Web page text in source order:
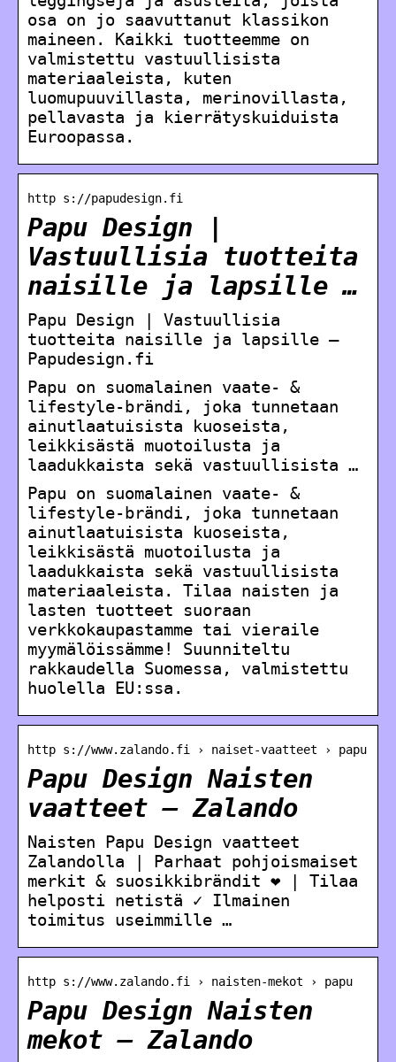
osa on jo saavuttanut klassikon
maineen. Kaikki tuotteemme on
valmistettu vastuullisista
materiaaleista, kuten
luomupuuvillasta, merinovillasta,
pellavasta ja kierrätyskuiduista
Euroopassa.
http s://papudesign.fi
Papu Design |
Vastuullisia tuotteita
naisille ja lapsille …
Papu Design | Vastuullisia
tuotteita naisille ja lapsille –
Papudesign.fi
Papu on suomalainen vaate- &
lifestyle-brändi, joka tunnetaan
ainutlaatuisista kuoseista,
leikkisästä muotoilusta ja
laadukkaista sekä vastuullisista …
Papu on suomalainen vaate- &
lifestyle-brändi, joka tunnetaan
ainutlaatuisista kuoseista,
leikkisästä muotoilusta ja
laadukkaista sekä vastuullisista
materiaaleista. Tilaa naisten ja
lasten tuotteet suoraan
verkkokaupastamme tai vieraile
myymälöissämme! Suunniteltu
rakkaudella Suomessa, valmistettu
huolella EU:ssa.
http s://www.zalando.fi › naiset-vaatteet › papu
Papu Design Naisten
vaatteet – Zalando
Naisten Papu Design vaatteet
Zalandolla | Parhaat pohjoismaiset
merkit & suosikkibrändit ❤ | Tilaa
helposti netistä ✓ Ilmainen
toimitus useimmille …
http s://www.zalando.fi › naisten-mekot › papu
Papu Design Naisten
mekot – Zalando